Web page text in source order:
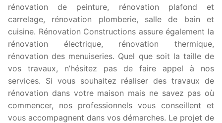
rénovation de peinture, rénovation plafond et
carrelage, rénovation plomberie, salle de bain et
cuisine. Rénovation Constructions assure également la
rénovation électrique, rénovation thermique,
rénovation des menuiseries. Quel que soit la taille de
vos travaux, n’hésitez pas de faire appel à nos
services. Si vous souhaitez réaliser des travaux de
rénovation dans votre maison mais ne savez pas où
commencer, nos professionnels vous conseillent et
vous accompagnent dans vos démarches. Le projet de